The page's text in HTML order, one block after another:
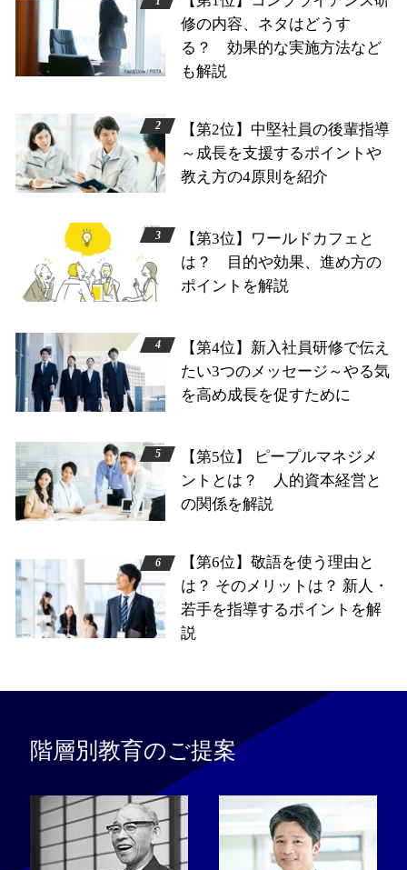
修の内容、ネタはどうす
る？ 効果的な実施方法など
も解説
【第2位】中堅社員の後輩指導
～成長を支援するポイントや
教え方の4原則を紹介
【第3位】ワールドカフェと
は？ 目的や効果、進め方の
ポイントを解説
【第4位】新入社員研修で伝え
たい3つのメッセージ～やる気
を高め成長を促すために
【第5位】 ピープルマネジメ
ントとは？ 人的資本経営と
の関係を解説
【第6位】敬語を使う理由と
は？ そのメリットは？ 新人・
若手を指導するポイントを解
説
階層別教育のご提案